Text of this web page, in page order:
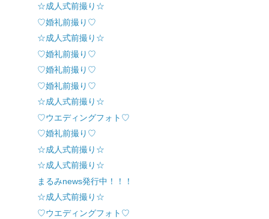
☆成人式前撮り☆
♡婚礼前撮り♡
☆成人式前撮り☆
♡婚礼前撮り♡
♡婚礼前撮り♡
♡婚礼前撮り♡
☆成人式前撮り☆
♡ウエディングフォト♡
♡婚礼前撮り♡
☆成人式前撮り☆
☆成人式前撮り☆
まるみnews発行中！！！
☆成人式前撮り☆
♡ウエディングフォト♡